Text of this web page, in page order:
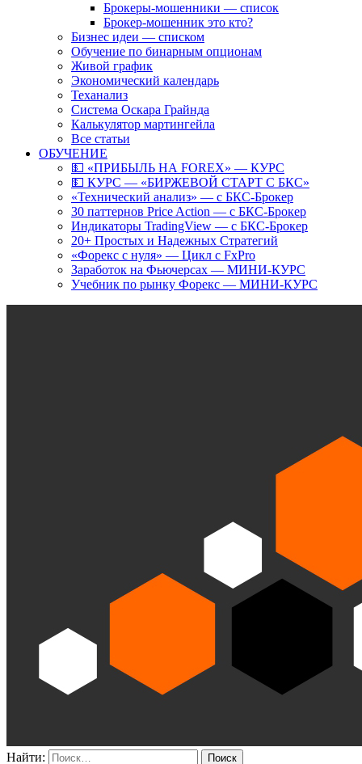
Брокеры-мошенники — список
Брокер-мошенник это кто?
Бизнес идеи — списком
Обучение по бинарным опционам
Живой график
Экономический календарь
Теханализ
Система Оскара Грайнда
Калькулятор мартингейла
Все статьи
ОБУЧЕНИЕ
💵 «ПРИБЫЛЬ НА FOREX» — КУРС
💵 КУРС — «БИРЖЕВОЙ СТАРТ С БКС»
«Технический анализ» — с БКС-Брокер
30 паттернов Price Action — с БКС-Брокер
Индикаторы TradingView — с БКС-Брокер
20+ Простых и Надежных Стратегий
«Форекс с нуля» — Цикл с FxPro
Заработок на Фьючерсах — МИНИ-КУРС
Учебник по рынку Форекс — МИНИ-КУРС
Найти: